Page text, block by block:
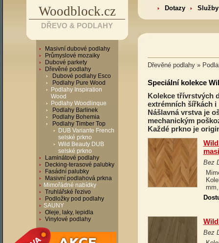
Woodblock.cz
DŘEVO & PODLAHY
Masivní dubové podlahy
Průmyslové mozaiky
Dubové parkety
Dřevěné podlahy
Dubové podlahy Esco
Podlahy Pure Wood
Podlahy Inspiration
Wood
Podlahy Woodlinque
Podlahy Barlinek
Podlahy Bohemia
Podlahy Timber Top
DUB Variante French
selské prkno
Wild Beauty DUB
selské prkno
Laminátové podlahy
Decking-terasové palubky
Fasádní palubky
Masivní podlahová prkna
Mimořádné nabídky
Truhlářské řezivo
Podložky pod podlahy
SAUNY
Oleje, laky, lepidla
Vinylové podlahy
Dotazy Služby
Dřevěné podlahy »
Speciální kolekce
Kolekce třívrstvých
extrémních šířkách
Nášlavná vrstva je
mechanickým
Každé prkno je
Bez
Bez